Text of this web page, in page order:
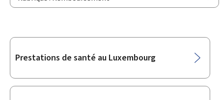
Sous-
Prestations de santé au Luxembourg